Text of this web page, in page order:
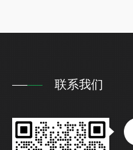
联系我们